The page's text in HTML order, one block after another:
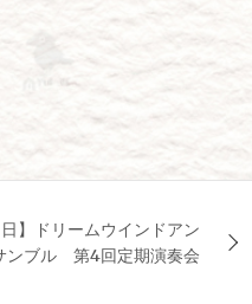
】ドリームウインドアン
ンブル 第4回定期演奏会